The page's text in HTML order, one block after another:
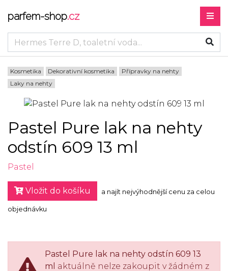
parfem-shop.cz
Kosmetika Dekorativní kosmetika
Přípravky na nehty
Laky na nehty
Pastel Pure lak na nehty
odstín 609 13 ml
Pastel
Vložit do košíku a najít nejvýhodnější cenu za celou
objednávku
Pastel Pure lak na nehty odstín 609 13
ml aktuálně nelze zakoupit v žádném z